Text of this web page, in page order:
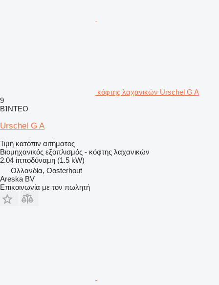
κόφτης λαχανικών Urschel G A
9
ΒΊΝΤΕΟ
Urschel G A
Τιμή κατόπιν αιτήματος
Βιομηχανικός εξοπλισμός - κόφτης λαχανικών
2.04 ίπποδύναμη (1.5 kW)
Ολλανδία, Oosterhout
Areska BV
Επικοινωνία με τον πωλητή